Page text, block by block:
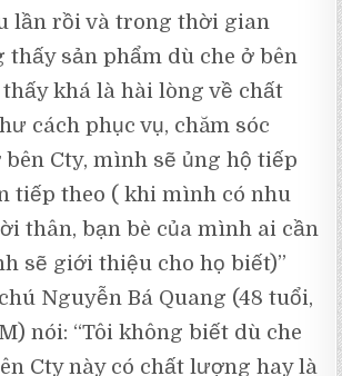
lần rồi và trong thời gian
sản phẩm dù che ở bên
khá là hài lòng về chất
cách phục vụ, chăm sóc
Cty, mình sẽ ủng hộ tiếp
tiếp theo ( khi mình có nhu
thân, bạn bè của mình ai cần
sẽ giới thiệu cho họ biết)”
Nguyễn Bá Quang (48 tuổi,
nói: “Tôi không biết dù che
Cty này có chất lượng hay là